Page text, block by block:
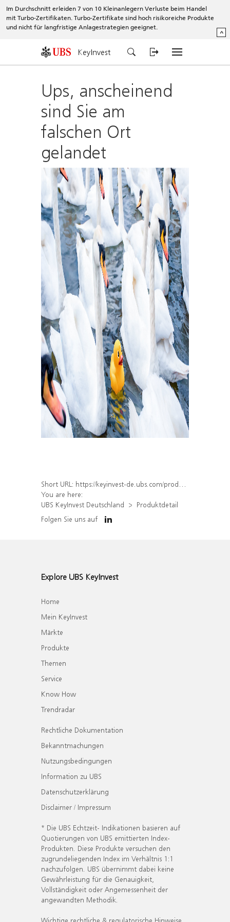
Im Durchschnitt erleiden 7 von 10 Kleinanlegern Verluste beim Handel
mit Turbo-Zertifikaten. Turbo-Zertifikate sind hoch risikoreiche Produkte
und nicht für langfristige Anlagestrategien geeignet.
^
KeyInvest
Ups, anscheinend
sind Sie am
falschen Ort
gelandet
Short URL: https://keyinvest-de.ubs.com/produkt/detail/index/isin/DE000UQ8U3E2
You are here:
UBS KeyInvest Deutschland
Produktdetail
Folgen Sie uns auf
Explore UBS KeyInvest
Home
Mein KeyInvest
Märkte
Produkte
Themen
Service
Know How
Trendradar
Rechtliche Dokumentation
Bekanntmachungen
Nutzungsbedingungen
Information zu UBS
Datenschutzerklärung
Disclaimer / Impressum
* Die UBS Echtzeit- Indikationen basieren auf
Quotierungen von UBS emittierten Index-
Produkten. Diese Produkte versuchen den
zugrundeliegenden Index im Verhältnis 1:1
nachzufolgen. UBS übernimmt dabei keine
Gewährleistung für die Genauigkeit,
Vollständigkeit oder Angemessenheit der
angewandten Methodik.